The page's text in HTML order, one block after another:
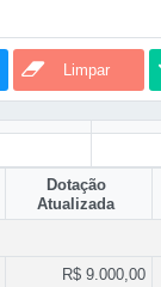
Limpar
Dotação
Atualizada
R$ 9.000,00